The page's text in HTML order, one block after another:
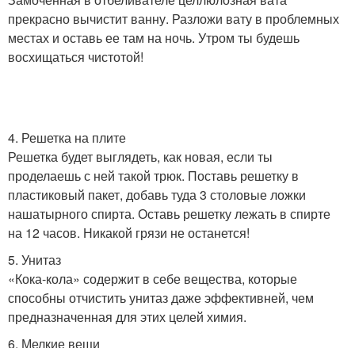
прекрасно вычистит ванну. Разложи вату в проблемных
местах и оставь ее там на ночь. Утром ты будешь
восхищаться чистотой!
4. Решетка на плите
Решетка будет выглядеть, как новая, если ты
проделаешь с ней такой трюк. Поставь решетку в
пластиковый пакет, добавь туда 3 столовые ложки
нашатырного спирта. Оставь решетку лежать в спирте
на 12 часов. Никакой грязи не останется!
5. Унитаз
«Кока-кола» содержит в себе вещества, которые
способны отчистить унитаз даже эффективней, чем
предназначенная для этих целей химия.
6. Мелкие вещи